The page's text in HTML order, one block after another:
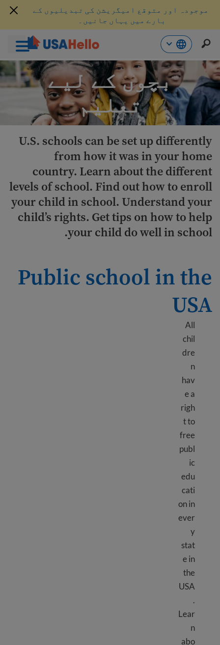
مواد
پر
جائیں
موجودہ اور متوقع امیگریشن کی تبدیلیوں کے
بارے میں یہاں جانیں۔
بچوں کے لیے
تعلیم
U.S. schools can be set up differently
from how it was in your home
country. Learn about the different
levels of school. Find out how to enroll
your child in school. Understand your
child’s rights. Get tips on how to help
your child do well in school.
Public school in the
USA
All
chil
dre
n
hav
e a
righ
t to
free
publ
ic
edu
cati
on in
ever
y
stat
e in
the
USA
.
Lear
n
abo